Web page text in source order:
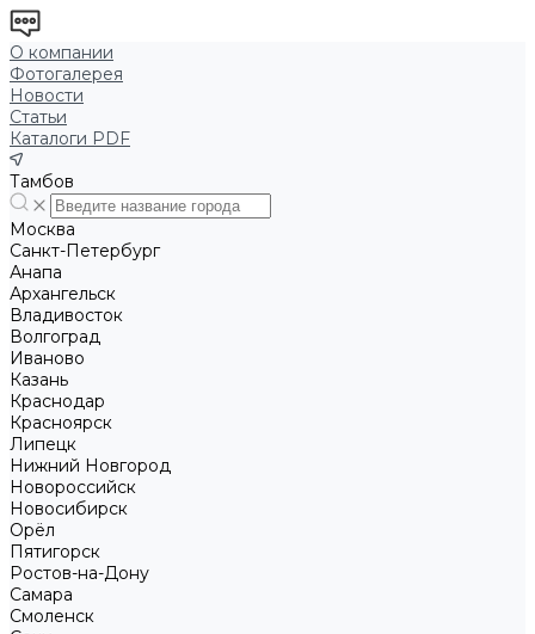
О компании
Фотогалерея
Новости
Статьи
Каталоги PDF
Тамбов
Москва
Санкт-Петербург
Анапа
Архангельск
Владивосток
Волгоград
Иваново
Казань
Краснодар
Красноярск
Липецк
Нижний Новгород
Новороссийск
Новосибирск
Орёл
Пятигорск
Ростов-на-Дону
Самара
Смоленск